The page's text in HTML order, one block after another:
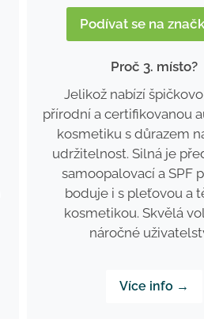
Podívat se na
Proč 3. místo?
Jelikož nabízí
přírodní a certifikovanou
kosmetiku s důrazem
udržitelnost. Silná je
samoopalovací a SPF
boduje i s pleťovou a
kosmetikou. Skvělá
náročné
Více info →